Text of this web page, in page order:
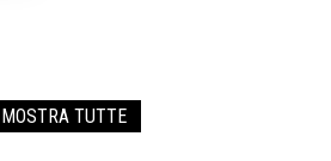
MOSTRA TUTTE